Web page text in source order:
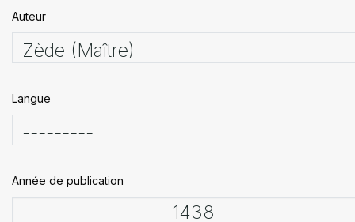
Auteur
Langue
Année de publication